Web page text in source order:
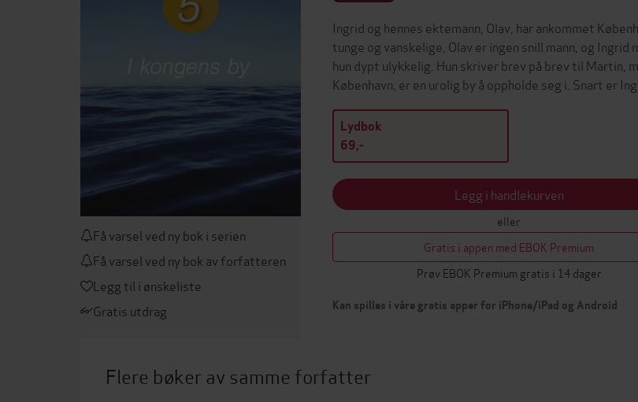
Få varsel ved ny bok i serien
Få varsel ved ny bok av forfatteren
Legg til i ønskeliste
Gratis utdrag
Ingrid og hennes ektemann, Olav, har ankommet
tunge og vanskelige, Olav er ingen snill mann, og
hun dypt ulykkelig. Hun skriver brev på brev til Martin,
København, er en urolig by å oppholde seg i. Snart er
Lydbok
69,-
Legg i handlekurven
eller
Gratis i appen med EBOK Premium
Prøv EBOK Premium gratis i 14 dager
Kan spilles i våre gratis apper for iPhone/iPad og Android
Flere bøker av samme forfatter